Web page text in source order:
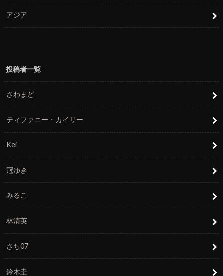
アジア
投稿者一覧
さわまど
ティファニー・カイリー
Kei
冠ゆき
みるこ
林清英
さち07
鈴木圭